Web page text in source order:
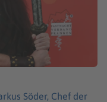
Söder, Chef der